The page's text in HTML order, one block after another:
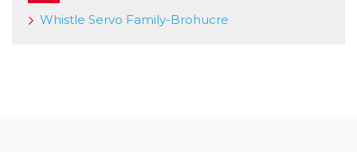
Whistle Servo Family-Brohucre